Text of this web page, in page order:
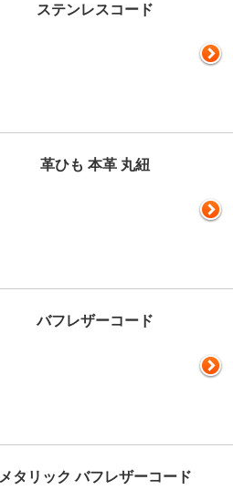
ステンレスコード
革ひも 本革 丸紐
バフレザーコード
メタリック バフレザーコード